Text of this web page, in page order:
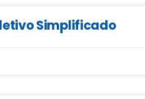
Simplificado